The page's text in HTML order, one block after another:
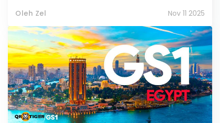
Oleh Zel Nov 11 2025